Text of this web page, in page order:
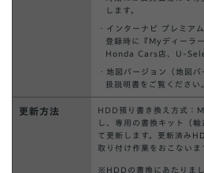
します。
・インターナビ プレミア
登録時に『Myディーラ
Honda Cars店、U-
・地図バージョン（地図
扱説明書をご覧ください
更新方法
HDD預り書き換え方式：
し、専用の書換キット（
て更新します。更新済み
取り付け作業をおこないま
※HDDの書換にあたりま